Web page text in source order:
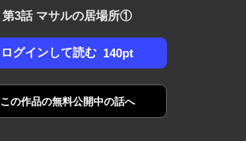
第3話 マサルの居場所①
ログインして読む 140pt
この作品の無料公開中の話へ